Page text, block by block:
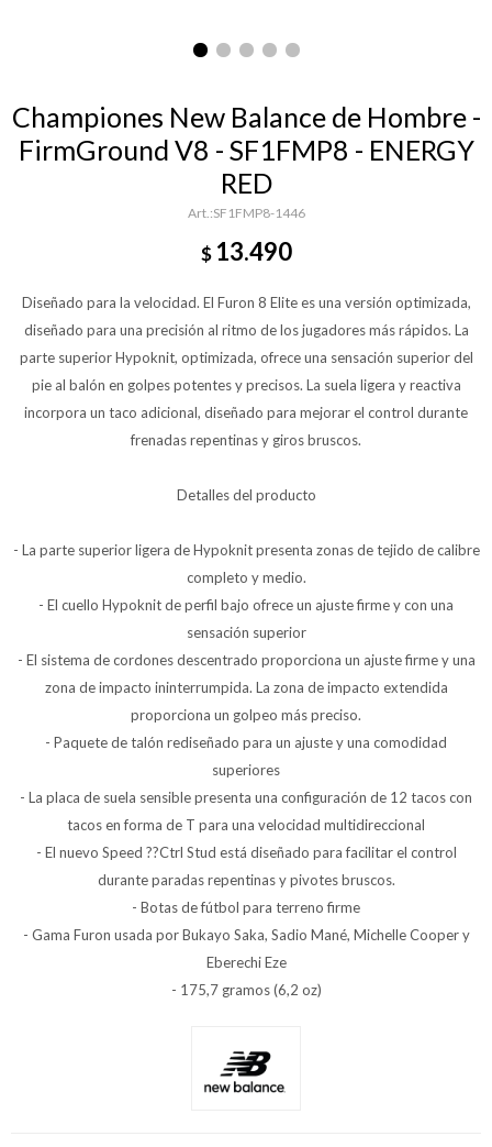
Championes New Balance de Hombre -
FirmGround V8 - SF1FMP8 - ENERGY
RED
SF1FMP8-1446
$ 13.490
Diseñado para la velocidad. El Furon 8 Elite es una versión optimizada,
diseñado para una precisión al ritmo de los jugadores más rápidos. La
parte superior Hypoknit, optimizada, ofrece una sensación superior del
pie al balón en golpes potentes y precisos. La suela ligera y reactiva
incorpora un taco adicional, diseñado para mejorar el control durante
frenadas repentinas y giros bruscos.
Detalles del producto
- La parte superior ligera de Hypoknit presenta zonas de tejido de calibre
completo y medio.
- El cuello Hypoknit de perfil bajo ofrece un ajuste firme y con una
sensación superior
- El sistema de cordones descentrado proporciona un ajuste firme y una
zona de impacto ininterrumpida. La zona de impacto extendida
proporciona un golpeo más preciso.
- Paquete de talón rediseñado para un ajuste y una comodidad
superiores
- La placa de suela sensible presenta una configuración de 12 tacos con
tacos en forma de T para una velocidad multidireccional
- El nuevo Speed ??Ctrl Stud está diseñado para facilitar el control
durante paradas repentinas y pivotes bruscos.
- Botas de fútbol para terreno firme
- Gama Furon usada por Bukayo Saka, Sadio Mané, Michelle Cooper y
Eberechi Eze
- 175,7 gramos (6,2 oz)